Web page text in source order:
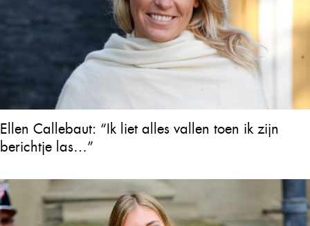
Ellen Callebaut: “Ik liet alles vallen toen ik zijn
berichtje las…”